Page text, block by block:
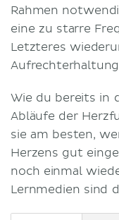
Rahmen
eine zu starre
Letzteres
Wie du bereits in
Abläufe der
sie am besten,
Herzens gut
noch einmal
Lernmedien sind